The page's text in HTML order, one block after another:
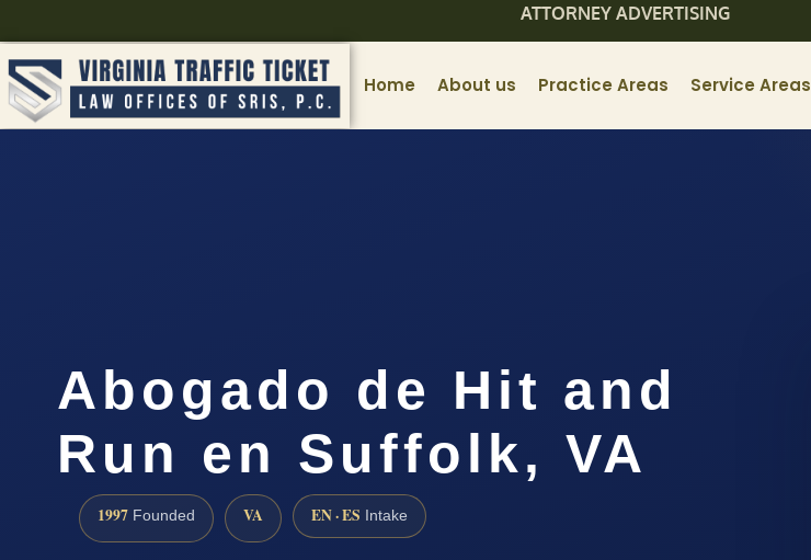
ATTORNEY ADVERTISING
Home About us Practice Areas Service Areas
Abogado de Hit and
Run en Suffolk, VA
1997 Founded VA EN · ES Intake